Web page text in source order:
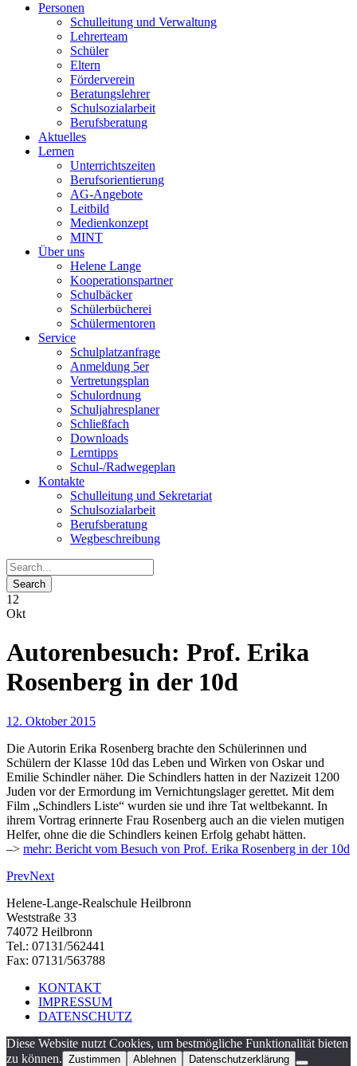
Personen
Schulleitung und Verwaltung
Lehrerteam
Schüler
Eltern
Förderverein
Beratungslehrer
Schulsozialarbeit
Berufsberatung
Aktuelles
Lernen
Unterrichtszeiten
Berufsorientierung
AG-Angebote
Leitbild
Medienkonzept
MINT
Über uns
Helene Lange
Kooperationspartner
Schulbäcker
Schülerbücherei
Schülermentoren
Service
Schulplatzanfrage
Anmeldung 5er
Vertretungsplan
Schulordnung
Schuljahresplaner
Schließfach
Downloads
Lerntipps
Schul-/Radwegeplan
Kontakte
Schulleitung und Sekretariat
Schulsozialarbeit
Berufsberatung
Wegbeschreibung
12
Okt
Autorenbesuch: Prof. Erika
Rosenberg in der 10d
12. Oktober 2015
Die Autorin Erika Rosenberg brachte den Schülerinnen und
Schülern der Klasse 10d das Leben und Wirken von Oskar und
Emilie Schindler näher. Die Schindlers hatten in der Nazizeit 1200
Juden vor der Ermordung im Vernichtungslager gerettet. Mit dem
Film „Schindlers Liste“ wurden sie und ihre Tat weltbekannt. In
ihrem Vortrag erinnerte Frau Rosenberg auch an die vielen mutigen
Helfer, ohne die die Schindlers keinen Erfolg gehabt hätten.
–> mehr: Bericht vom Besuch von Prof. Erika Rosenberg in der 10d
PrevNext
Helene-Lange-Realschule Heilbronn
Weststraße 33
74072 Heilbronn
Tel.: 07131/562441
Fax: 07131/563788
KONTAKT
IMPRESSUM
DATENSCHUTZ
Diese Website nutzt Cookies, um bestmögliche Funktionalität bieten
zu können. Zustimmen Ablehnen Datenschutzerklärung